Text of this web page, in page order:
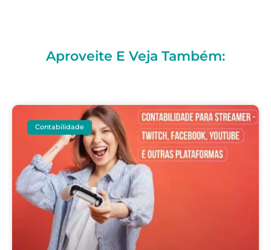
Aproveite E Veja Também:
Contabilidade